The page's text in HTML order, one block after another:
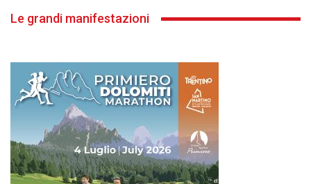
Le grandi manifestazioni